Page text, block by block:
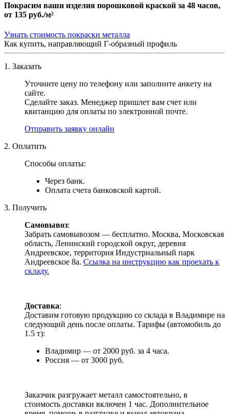
Покрасим ваши изделия порошковой краской за 48 часов,
от 135 руб./м²
Узнать стоимость покраски металла
Как купить, направляющий Г-образный профиль
1. Заказать
Уточните цену по телефону или заполните анкету на
сайте.
Сделайте заказ. Менеджер пришлет вам счет или
квитанцию для оплаты по электронной почте.
Отправить заявку онлайн
2. Оплатить
Способы оплаты:
Через банк.
Оплата счета банковской картой.
3. Получить
Самовывоз:
Забрать самовывозом — бесплатно. Москва, Московская
область, Ленинский городской округ, деревня
Андреевское, территория Индустриальный парк
Андреевское 8а. Ссылка на инструкцию как проехать к
складу.
Доставка:
Доставим готовую продукцию со склада в Владимире на
следующий день после оплаты. Тарифы (автомобиль до
1.5 т):
Владимир — от 2000 руб. за 4 часа.
Россия — от 3000 руб.
Заказчик разгружает металл самостоятельно, в
стоимость доставки включен 1 час. Дополнительное